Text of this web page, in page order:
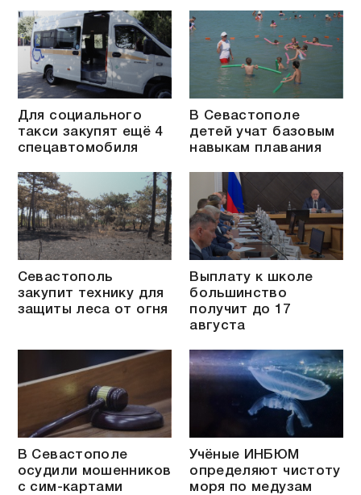
Для социального
такси закупят ещё 4
спецавтомобиля
В Севастополе
детей учат базовым
навыкам плавания
Севастополь
закупит технику для
защиты леса от огня
Выплату к школе
большинство
получит до 17
августа
В Севастополе
осудили мошенников
с сим-картами
Учёные ИНБЮМ
определяют чистоту
моря по медузам